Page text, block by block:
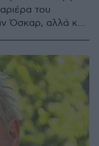
του
Όσκαρ, αλλά και